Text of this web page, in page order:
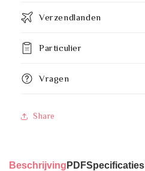
Verzendlanden
Particulier
Vragen
Share
Beschrijving PDFSpecificaties